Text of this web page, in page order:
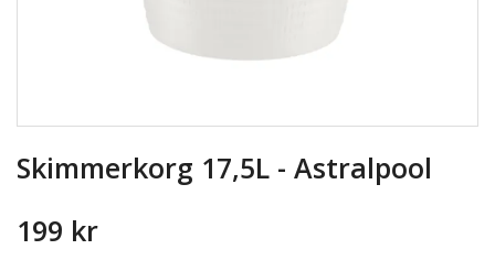
Skimmerkorg 17,5L - Astralpool
199 kr